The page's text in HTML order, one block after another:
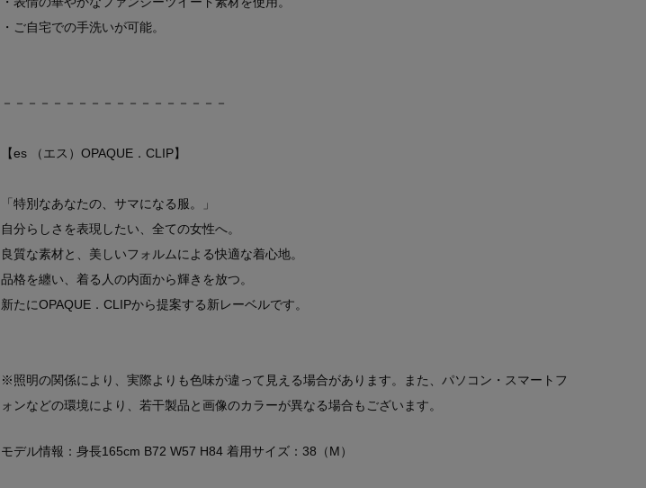
・ご自宅での手洗いが可能。
－－－－－－－－－－－－－－－－－－
【es （エス）OPAQUE．CLIP】
「特別なあなたの、サマになる服。」
自分らしさを表現したい、全ての女性へ。
良質な素材と、美しいフォルムによる快適な着心地。
品格を纏い、着る人の内面から輝きを放つ。
新たにOPAQUE．CLIPから提案する新レーベルです。
※照明の関係により、実際よりも色味が違って見える場合があります。また、パソコン・スマートフ
ォンなどの環境により、若干製品と画像のカラーが異なる場合もございます。
モデル情報：身長165cm B72 W57 H84 着用サイズ：38（M）